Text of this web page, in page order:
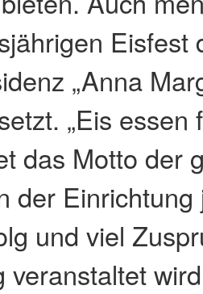
Eisfest
„Anna
„Eis essen
das Motto der
der
und viel
veranstaltet